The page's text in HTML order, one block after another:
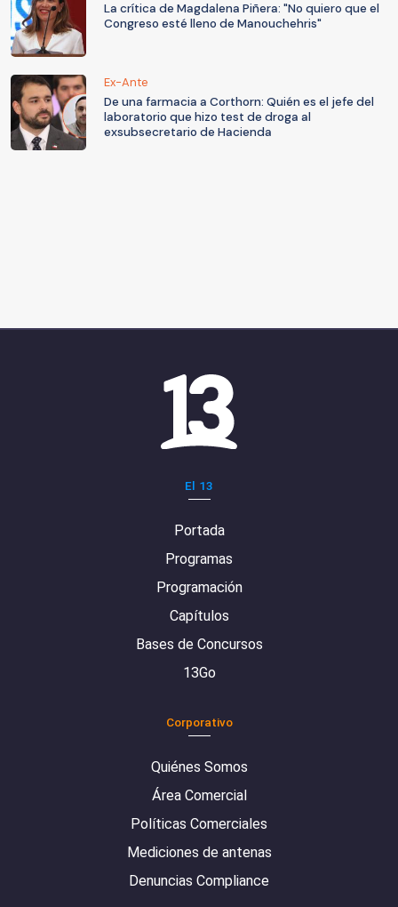
La crítica de Magdalena Piñera: "No quiero que el
Congreso esté lleno de Manouchehris"
Ex-Ante
De una farmacia a Corthorn: Quién es el jefe del
laboratorio que hizo test de droga al
exsubsecretario de Hacienda
El 13
Portada
Programas
Programación
Capítulos
Bases de Concursos
13Go
Corporativo
Quiénes Somos
Área Comercial
Políticas Comerciales
Mediciones de antenas
Denuncias Compliance